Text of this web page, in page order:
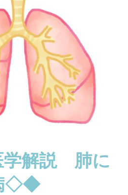
解説 肺に
◇◆